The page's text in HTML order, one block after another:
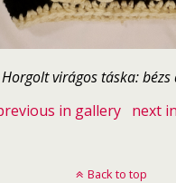
Horgolt virágos táska: bézs
in gallery
next
Back to top